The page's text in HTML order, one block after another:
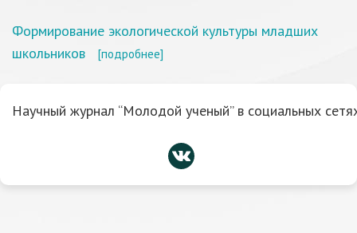
Формирование экологической культуры младших
школьников
[подробнее]
Научный журнал “Молодой ученый” в социальных